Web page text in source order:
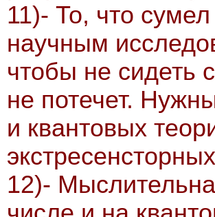
11)- То, что
научным
чтобы не сидеть
не потечет.
и квантовых
12)-